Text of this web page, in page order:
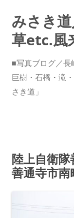
みさき
草etc.風
■写真ブログ／長
巨樹・石橋・滝
さき道」
陸上自衛
善通寺市南